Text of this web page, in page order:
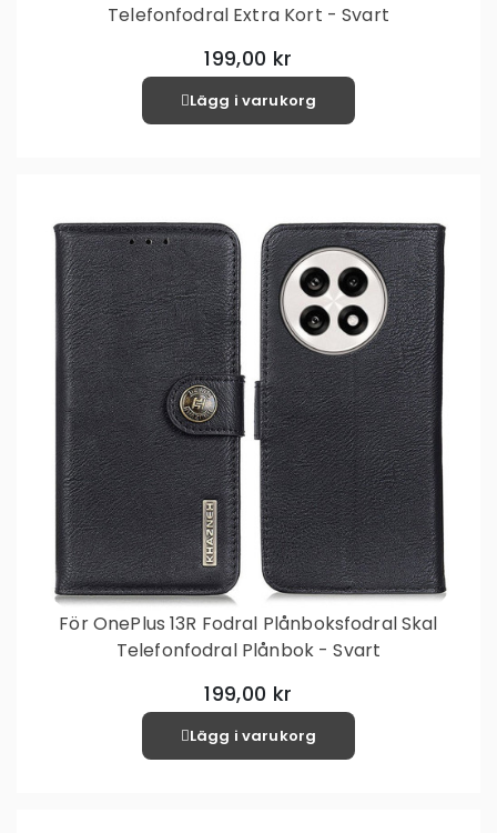
Telefonfodral Extra Kort - Svart
199,00 kr
Lägg i varukorg
För OnePlus 13R Fodral Plånboksfodral Skal
Telefonfodral Plånbok - Svart
199,00 kr
Lägg i varukorg